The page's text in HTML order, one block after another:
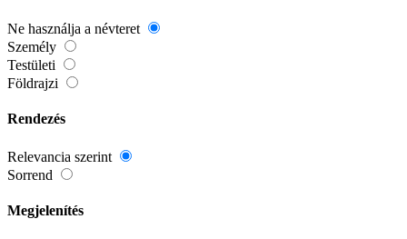
Ne használja a névteret
Személy
Testületi
Földrajzi
Rendezés
Relevancia szerint
Sorrend
Megjelenítés